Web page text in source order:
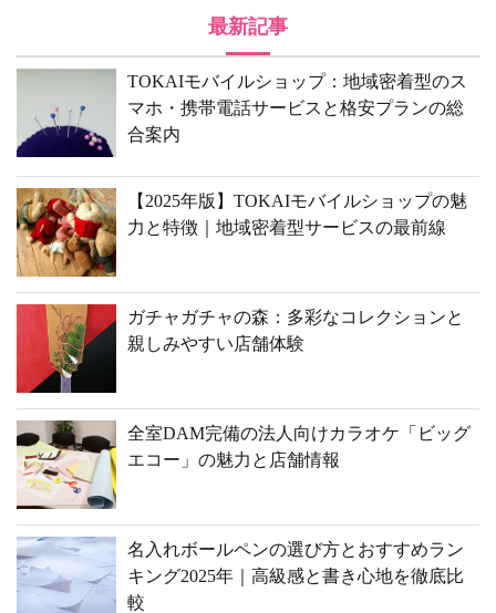
最新記事
TOKAIモバイルショップ：地域密着型のス
マホ・携帯電話サービスと格安プランの総
合案内
【2025年版】TOKAIモバイルショップの魅
力と特徴｜地域密着型サービスの最前線
ガチャガチャの森：多彩なコレクションと
親しみやすい店舗体験
全室DAM完備の法人向けカラオケ「ビッグ
エコー」の魅力と店舗情報
名入れボールペンの選び方とおすすめラン
キング2025年｜高級感と書き心地を徹底比
較